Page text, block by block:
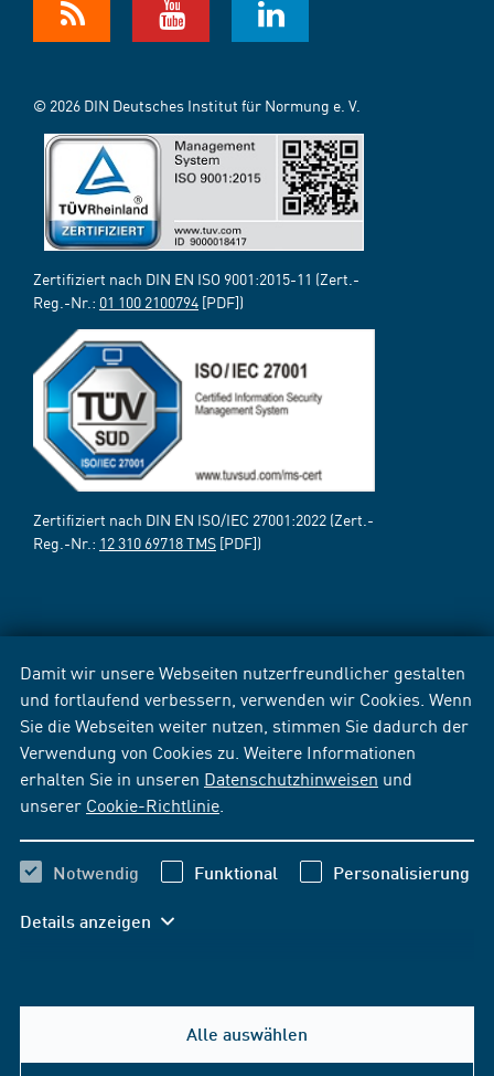
Damit wir unsere Webseiten nutzerfreundlicher gestalten
und fortlaufend verbessern, verwenden wir Cookies. Wenn
Sie die Webseiten weiter nutzen, stimmen Sie dadurch der
Verwendung von Cookies zu. Weitere Informationen
erhalten Sie in unseren Datenschutzhinweisen und
unserer Cookie-Richtlinie
Notwendig Funktional Personalisierung
Details anzeigen
Alle auswählen
© 2026 DIN Deutsches Institut für Normung e. V.
Zertifiziert nach DIN EN ISO 9001:2015-11 (Zert.-
Reg.-Nr.: 01 100 2100794 [PDF])
Zertifiziert nach DIN EN ISO/IEC 27001:2022 (Zert.-
Reg.-Nr.: 12 310 69718 TMS [PDF])